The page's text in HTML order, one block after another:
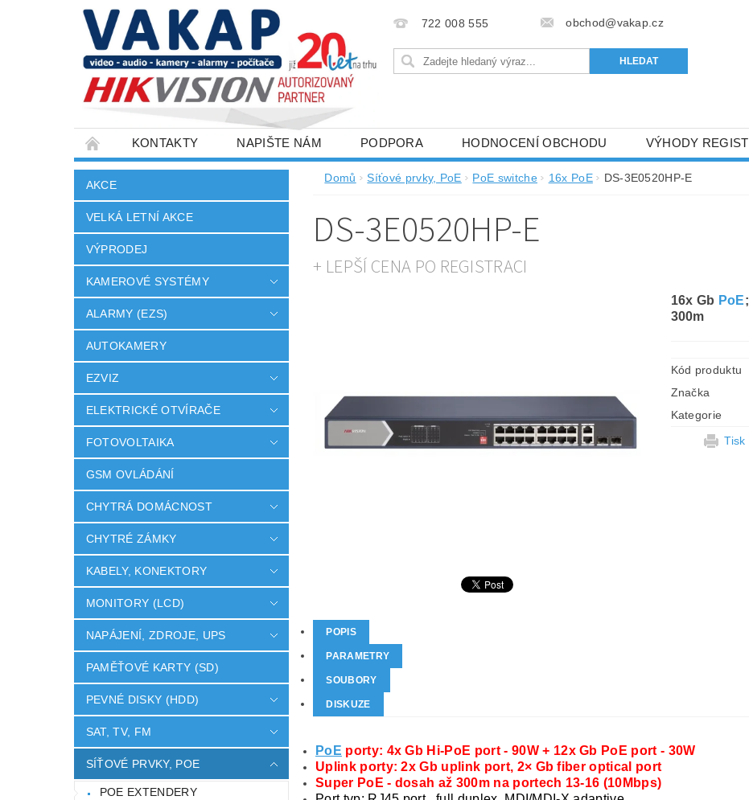
722 008 555 obchod@vakap.cz
KONTAKTY NAPIŠTE NÁM PODPORA HODNOCENÍ OBCHODU VÝHODY
SLOVNÍK POJMŮ VELKOOBCHOD
AKCE
VELKÁ LETNÍ AKCE
VÝPRODEJ
KAMEROVÉ SYSTÉMY
ALARMY (EZS)
AUTOKAMERY
EZVIZ
ELEKTRICKÉ OTVÍRAČE
FOTOVOLTAIKA
GSM OVLÁDÁNÍ
CHYTRÁ DOMÁCNOST
CHYTRÉ ZÁMKY
KABELY, KONEKTORY
MONITORY (LCD)
NAPÁJENÍ, ZDROJE, UPS
PAMĚŤOVÉ KARTY (SD)
PEVNÉ DISKY (HDD)
SAT, TV, FM
SÍŤOVÉ PRVKY, POE
POE EXTENDERY
Domů Síťové prvky, PoE PoE switche 16x PoE DS-3E0520HP-E
DS-3E0520HP-E
+ LEPŠÍ CENA PO REGISTRACI
16x Gb PoE
300m
Kód produktu
Značka
Kategorie
Tisk
POPIS
PARAMETRY
SOUBORY
DISKUZE
PoE porty: 4x Gb Hi-PoE port- 90W + 12x Gb PoE port - 30W
Uplink porty: 2x Gb uplink port, 2× Gb fiber optical port
Super PoE - dosah až 300m na portech 13-16 (10Mbps)